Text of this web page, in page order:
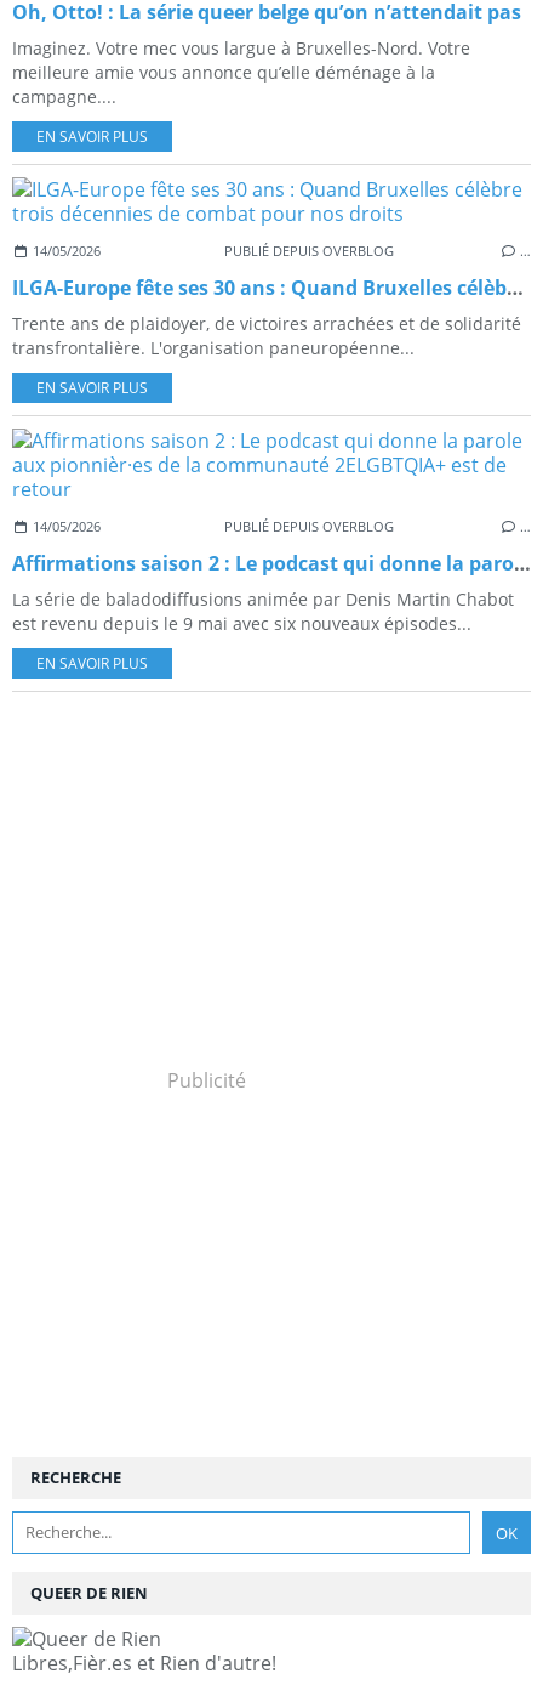
Oh, Otto! : La série queer belge qu’on n’attendait pas
Imaginez. Votre mec vous largue à Bruxelles-Nord. Votre
meilleure amie vous annonce qu’elle déménage à la
campagne....
EN SAVOIR PLUS
14/05/2026 PUBLIÉ DEPUIS OVERBLOG …
ILGA-Europe fête ses 30 ans : Quand Bruxelles célèbre trois décennies de combat pour nos droits
Trente ans de plaidoyer, de victoires arrachées et de solidarité
transfrontalière. L'organisation paneuropéenne...
EN SAVOIR PLUS
14/05/2026 PUBLIÉ DEPUIS OVERBLOG …
Affirmations saison 2 : Le podcast qui donne la parole aux pionnièr·es de la communauté 2ELGBTQIA+ est de retour
La série de baladodiffusions animée par Denis Martin Chabot
est revenu depuis le 9 mai avec six nouveaux épisodes...
EN SAVOIR PLUS
Publicité
RECHERCHE
QUEER DE RIEN
Libres,Fièr.es et Rien d'autre!